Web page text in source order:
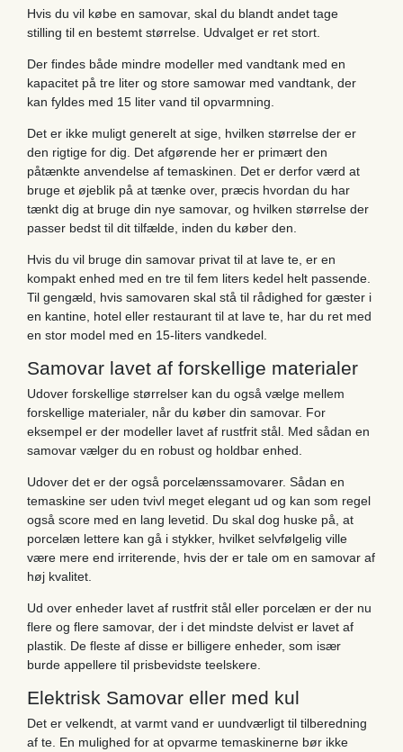
Hvis du vil købe en samovar, skal du blandt andet tage
stilling til en bestemt størrelse. Udvalget er ret stort.
Der findes både mindre modeller med vandtank med en
kapacitet på tre liter og store samowar med vandtank, der
kan fyldes med 15 liter vand til opvarmning.
Det er ikke muligt generelt at sige, hvilken størrelse der er
den rigtige for dig. Det afgørende her er primært den
påtænkte anvendelse af temaskinen. Det er derfor værd at
bruge et øjeblik på at tænke over, præcis hvordan du har
tænkt dig at bruge din nye samovar, og hvilken størrelse der
passer bedst til dit tilfælde, inden du køber den.
Hvis du vil bruge din samovar privat til at lave te, er en
kompakt enhed med en tre til fem liters kedel helt passende.
Til gengæld, hvis samovaren skal stå til rådighed for gæster i
en kantine, hotel eller restaurant til at lave te, har du ret med
en stor model med en 15-liters vandkedel.
Samovar lavet af forskellige materialer
Udover forskellige størrelser kan du også vælge mellem
forskellige materialer, når du køber din samovar. For
eksempel er der modeller lavet af rustfrit stål. Med sådan en
samovar vælger du en robust og holdbar enhed.
Udover det er der også porcelænssamovarer. Sådan en
temaskine ser uden tvivl meget elegant ud og kan som regel
også score med en lang levetid. Du skal dog huske på, at
porcelæn lettere kan gå i stykker, hvilket selvfølgelig ville
være mere end irriterende, hvis der er tale om en samovar af
høj kvalitet.
Ud over enheder lavet af rustfrit stål eller porcelæn er der nu
flere og flere samovar, der i det mindste delvist er lavet af
plastik. De fleste af disse er billigere enheder, som især
burde appellere til prisbevidste teelskere.
Elektrisk Samovar eller med kul
Det er velkendt, at varmt vand er uundværligt til tilberedning
af te. En mulighed for at opvarme temaskinerne bør ikke